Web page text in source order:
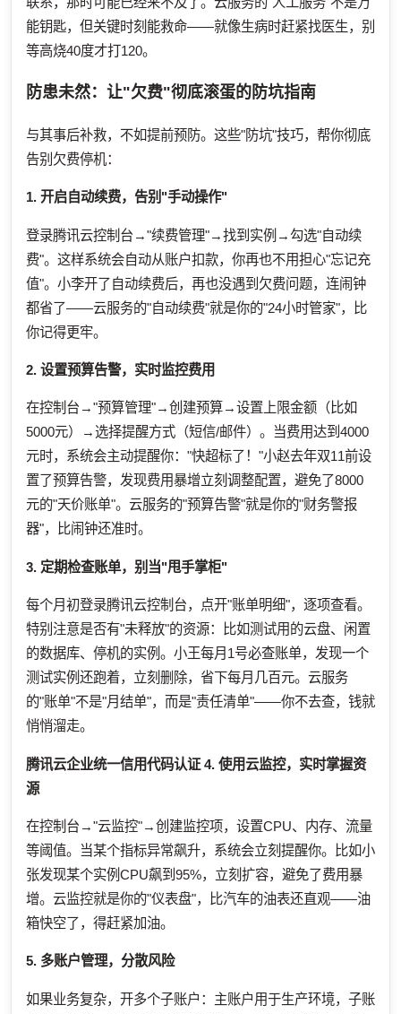
能钥匙，但关键时刻能救命——就像生病时赶紧找医生，别
等高烧40度才打120。
防患未然：让"欠费"彻底滚蛋的防坑指南
与其事后补救，不如提前预防。这些"防坑"技巧，帮你彻底
告别欠费停机：
1. 开启自动续费，告别"手动操作"
登录腾讯云控制台→"续费管理"→找到实例→勾选"自动续
费"。这样系统会自动从账户扣款，你再也不用担心"忘记充
值"。小李开了自动续费后，再也没遇到欠费问题，连闹钟
都省了——云服务的"自动续费"就是你的"24小时管家"，比
你记得更牢。
2. 设置预算告警，实时监控费用
在控制台→"预算管理"→创建预算→设置上限金额（比如
5000元）→选择提醒方式（短信/邮件）。当费用达到4000
元时，系统会主动提醒你："快超标了！"小赵去年双11前设
置了预算告警，发现费用暴增立刻调整配置，避免了8000
元的"天价账单"。云服务的"预算告警"就是你的"财务警报
器"，比闹钟还准时。
3. 定期检查账单，别当"甩手掌柜"
每个月初登录腾讯云控制台，点开"账单明细"，逐项查看。
特别注意是否有"未释放"的资源：比如测试用的云盘、闲置
的数据库、停机的实例。小王每月1号必查账单，发现一个
测试实例还跑着，立刻删除，省下每月几百元。云服务
的"账单"不是"月结单"，而是"责任清单"——你不去查，钱就
悄悄溜走。
腾讯云企业统一信用代码认证 4. 使用云监控，实时掌握资
源
在控制台→"云监控"→创建监控项，设置CPU、内存、流量
等阈值。当某个指标异常飙升，系统会立刻提醒你。比如小
张发现某个实例CPU飙到95%，立刻扩容，避免了费用暴
增。云监控就是你的"仪表盘"，比汽车的油表还直观——油
箱快空了，得赶紧加油。
5. 多账户管理，分散风险
如果业务复杂，开多个子账户：主账户用于生产环境，子账